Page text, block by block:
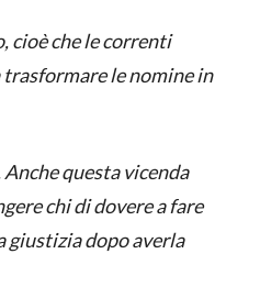
cioè che le correnti
le nomine in
questa vicenda
chi di dovere a fare
giustizia dopo averla